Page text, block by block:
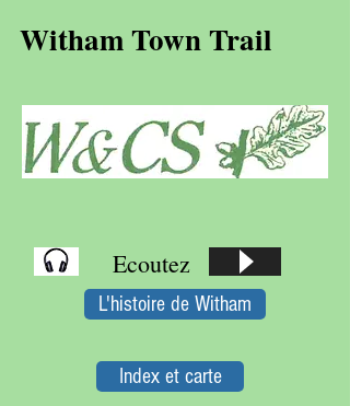
Witham Town Trail
L'histoire de Witham
Index et carte
Ecoutez